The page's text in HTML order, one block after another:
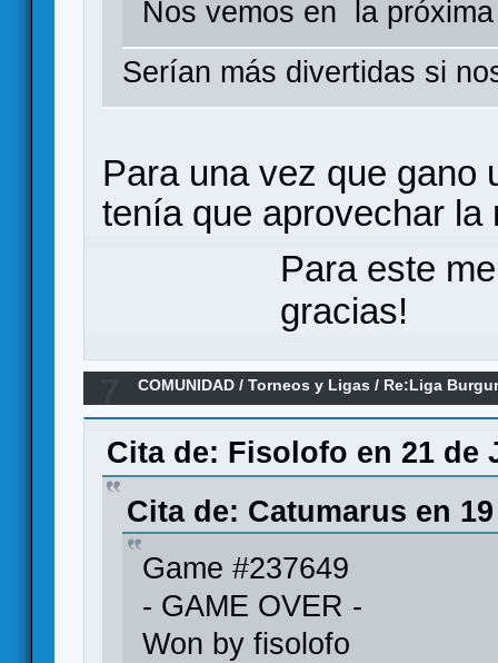
Nos vemos en la próxima
Serían más divertidas si
Para una vez que gano
tenía que aprovechar la
Para este
gracias!
COMUNIDAD /Torneos y Ligas / Re:Liga
Cita de: Fisolofo en 21 de
Cita de: Catumarus en
Game #237649
- GAME OVER -
Won by fisolofo